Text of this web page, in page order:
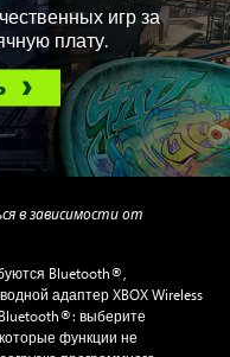
игр за
плату.
в зависимости от
Bluetooth®,
адаптер XBOX Wireless
выберите
функции не